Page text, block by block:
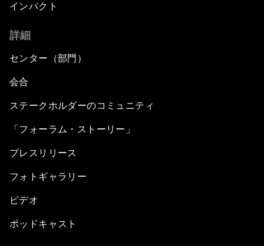
インパクト
詳細
センター（部門）
会合
ステークホルダーのコミュニティ
「フォーラム・ストーリー」
プレスリリース
フォトギャラリー
ビデオ
ポッドキャスト